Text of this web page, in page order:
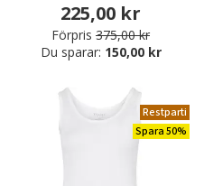
225,00 kr
Förpris 375,00 kr
Du sparar: 150,00 kr
Restparti
Spara 50%